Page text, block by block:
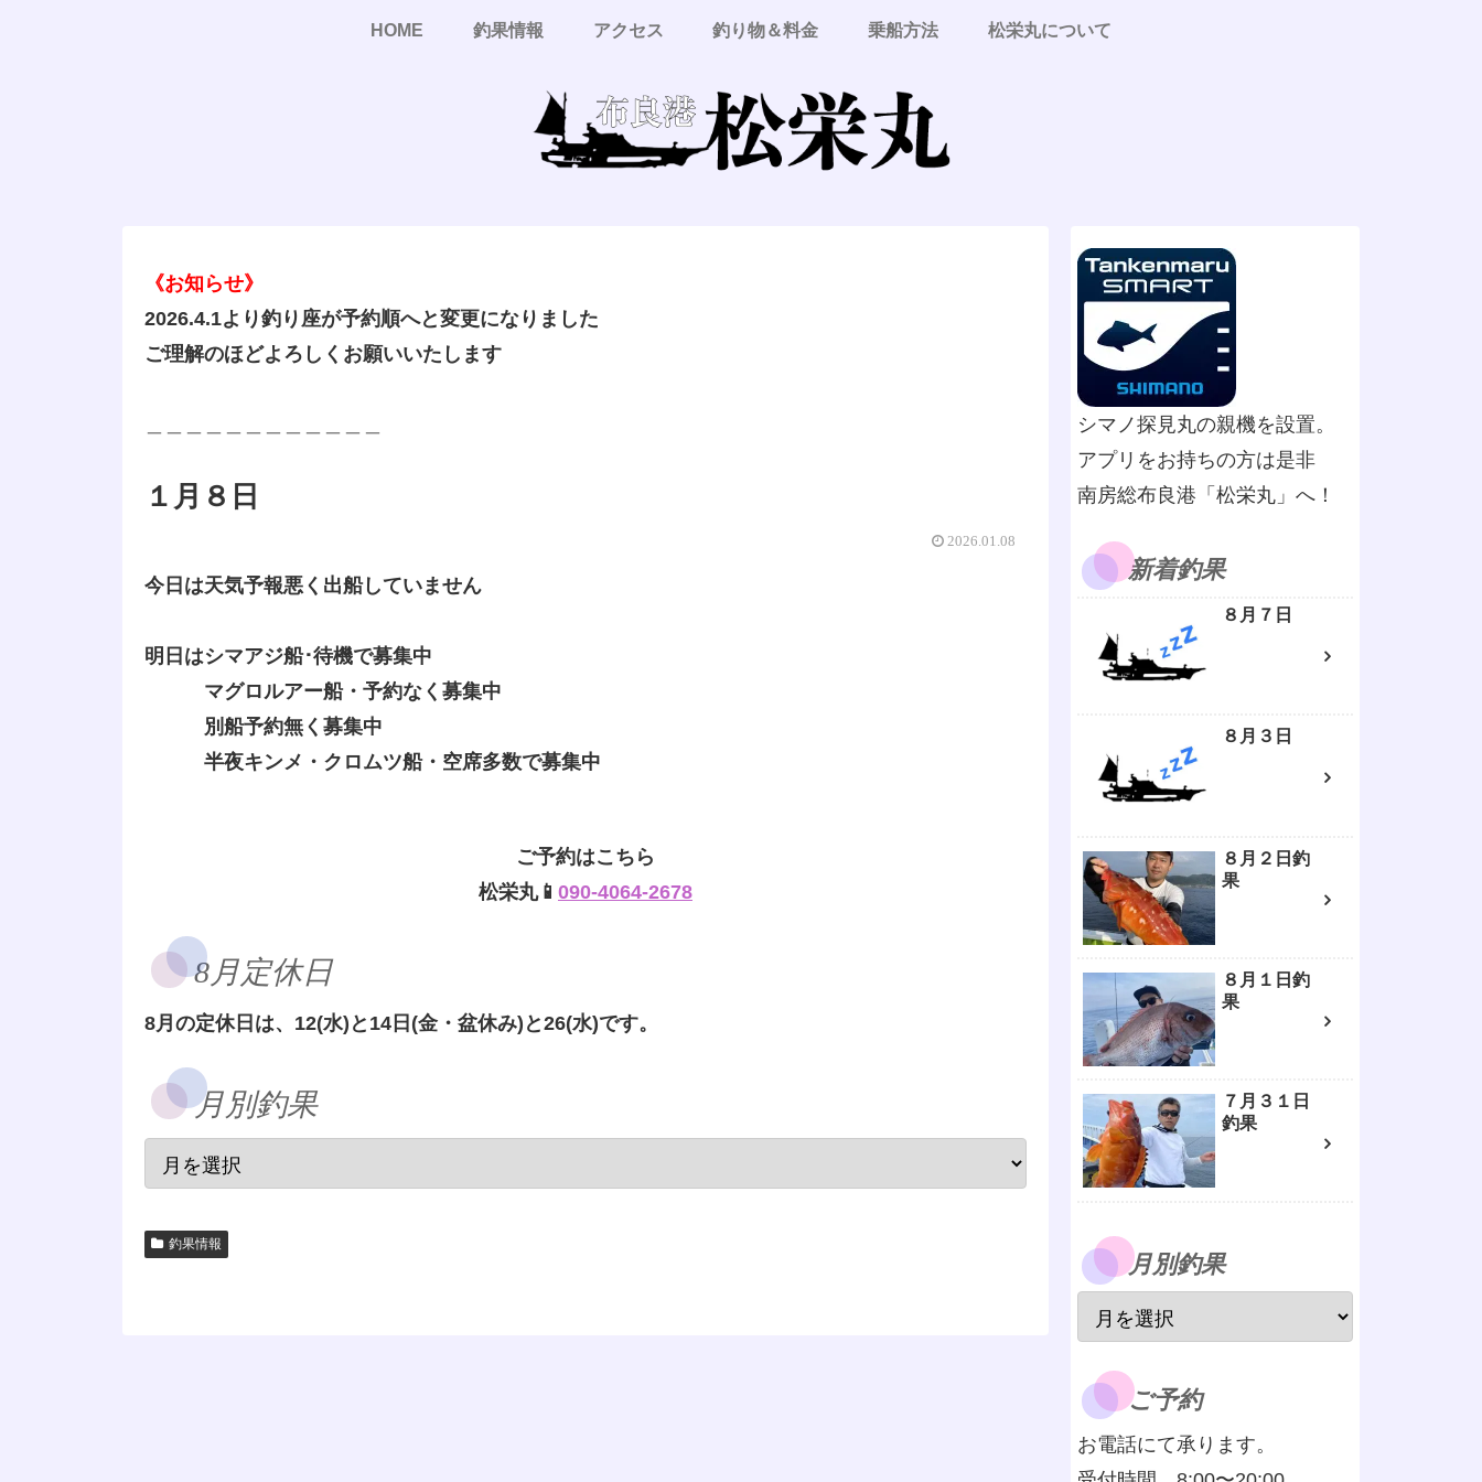
HOME 釣果情報 アクセス 釣り物＆料金 乗船方法 松栄丸について
《お知らせ》
2026.4.1より釣り座が予約順へと変更になりました
ご理解のほどよろしくお願いいたします
１月８日
2026.01.08
今日は天気予報悪く出船していません
明日はシマアジ船･待機で募集中
マグロルアー船・予約なく募集中
別船予約無く募集中
半夜キンメ・クロムツ船・空席多数で募集中
ご予約はこちら
松栄丸📱 090-4064-2678
8月定休日
8月の定休日は、12(水)と14日(金・盆休み)と26(水)です。
月別釣果
釣果情報
シマノ探見丸の親機を設置。
アプリをお持ちの方は是非
南房総布良港「松栄丸」へ！
新着釣果
８月７日
８月３日
８月２日釣
果
８月１日釣
果
７月３１日
釣果
月別釣果
ご予約
お電話にて承ります。